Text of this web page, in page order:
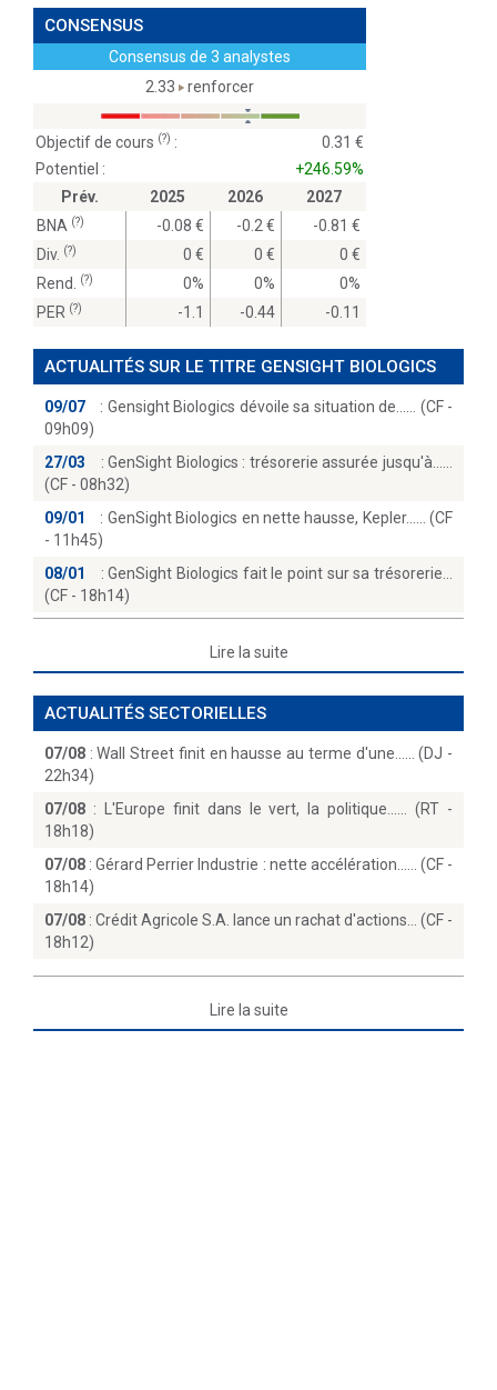
CONSENSUS
Consensus de 3 analystes
2.33
renforcer
Objectif de cours (?) :
0.31
Potentiel :
+246.59%
Prév.
2025 2026
2027
BNA (?) -0.08 -0.2
-0.81
Div. (?) 0 0
0
Rend.
(?) 0% 0%
0%
PER (?) -1.1 -0.44 -0.11
ACTUALITÉS SUR LE TITRE GENSIGHT BIOLOGICS
09/07 : Gensight Biologics dévoile sa situation de...… (CF -
09h09)
27/03
:GenSight Biologics : trésorerie assurée jusqu'à...
(CF - 08h32)
09/01
: GenSight Biologics en nette hausse, Kepler...… (CF
- 11h45)
08/01
:GenSight Biologics fait le point sur sa trésorerie
(CF - 18h14)
Lire la suite
ACTUALITÉS SECTORIELLES
07/08 :Wall Street finit en hausse au terme d'une...… (DJ -
22h34)
07/08 :
L'Europe finit dans le vert, la politique...… (RT -
18h18)
07/08 :Gérard Perrier Industrie : nette accélération...… (CF -
18h14)
07/08 : Crédit Agricole S.A. lance un rachat d'actions… (CF -
18h12)
Lire la suite